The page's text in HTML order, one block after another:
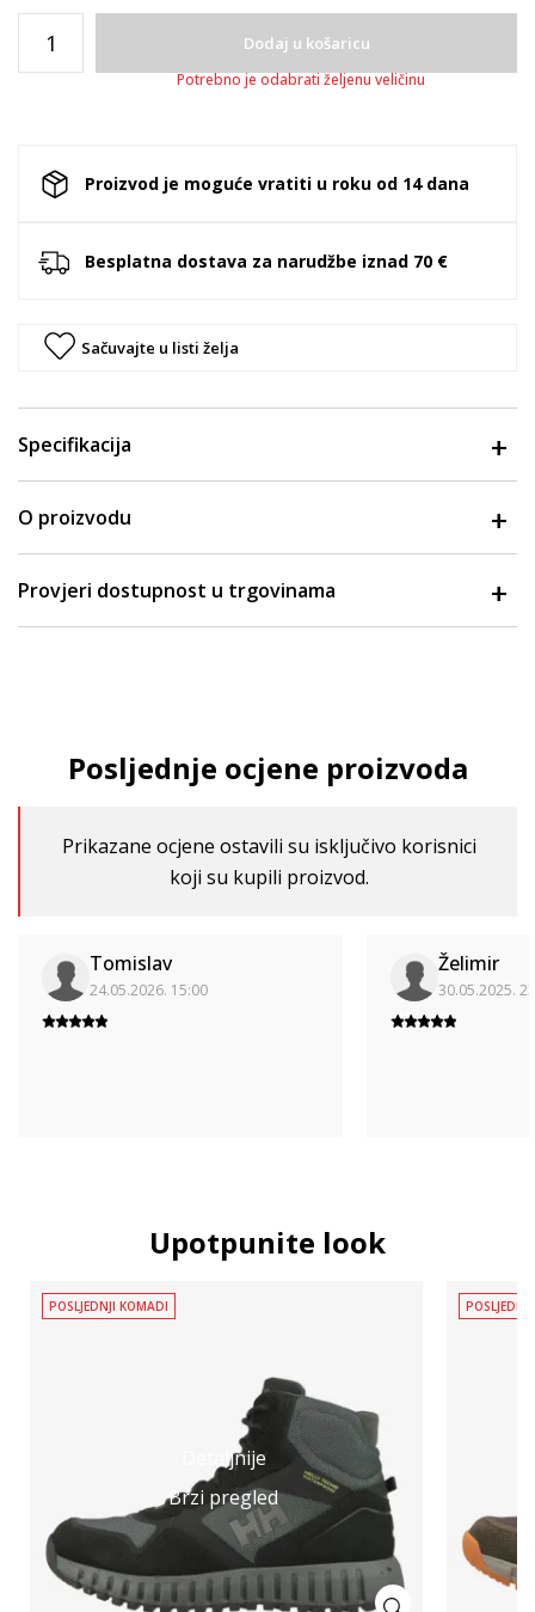
Dodaj u košaricu
Potrebno je odabrati željenu veličinu
Proizvod je moguće vratiti u roku od 14 dana
Besplatna dostava za narudžbe iznad 70 €
Sačuvajte u listi želja
Specifikacija
O proizvodu
Provjeri dostupnost u trgovinama
Posljednje ocjene proizvoda
Prikazane ocjene ostavili su isključivo korisnici
koji su kupili proizvod.
Tomislav
24.05.2026. 15:00
Želimir
30.05.2025.
Upotpunite look
Detaljnije
Brzi pregled
POSLJEDNJI KOMADI